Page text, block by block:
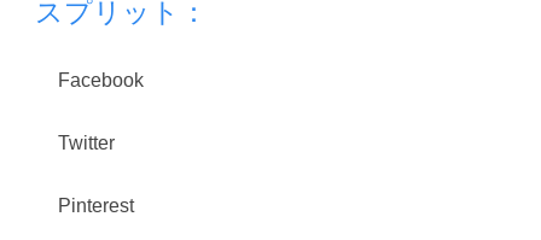
スプリット：
Facebook
Twitter
Pinterest